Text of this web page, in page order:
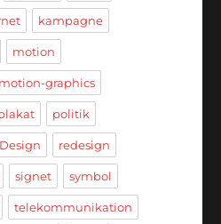
kampagne
motion
motion-graphics
politik
redesign
signet symbol
telekommunikation